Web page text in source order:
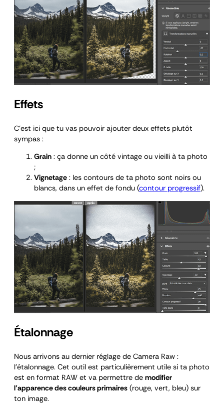
Effets
C’est ici que tu vas pouvoir ajouter deux effets plutôt
sympas :
Grain : ça donne un côté vintage ou vieilli à ta photo
;
Vignetage : les contours de ta photo sont noirs ou
blancs, dans un effet de fondu (contour progressif).
Étalonnage
Nous arrivons au dernier réglage de Camera Raw :
l’étalonnage. Cet outil est particulièrement utile si ta photo
est en format RAW et va permettre de modifier
l’apparence des couleurs primaires (rouge, vert, bleu) sur
ton image.